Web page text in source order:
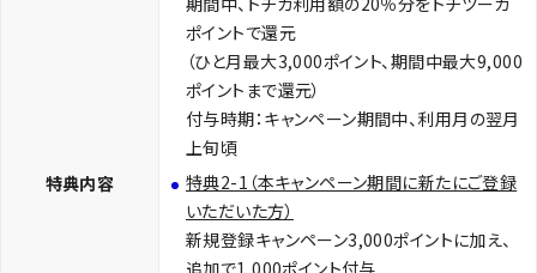
特典内容
ポイントで還元
（ひと月最大3,000ポイント、期間中最大9,000
ポイントまで還元）
付与時期：キャンペーン期間中、利用月の翌月
上旬頃
特典2-1（本キャンペーン期間に新たにご登録
いただいた方）
新規登録キャンペーン3,000ポイントに加え、